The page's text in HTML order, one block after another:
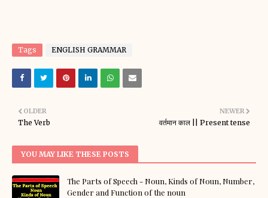
Tags ENGLISH GRAMMAR
NEWER
वर्तमान काल || Present tense
OLDER
The Verb
YOU MAY LIKE THESE POSTS
The Parts of Speech - Noun, Kinds of Noun, Number,
Gender and Function of the noun